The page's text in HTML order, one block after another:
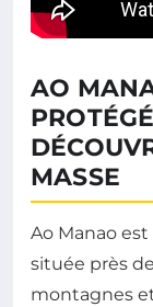
AO
MASSE
Ao Manao
située près
montagnes